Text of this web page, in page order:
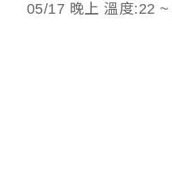
05/17 晚上 溫度:22